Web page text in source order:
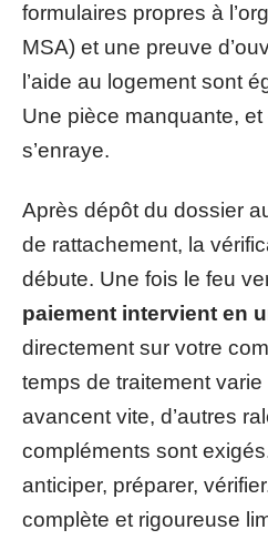
formulaires propres à
MSA) et une preuve
l’aide au logement sont
Une pièce manquante, et
s’enraye.
Après dépôt du dossier
de rattachement, la
débute. Une fois le feu
paiement intervient en
directement sur votre
temps de traitement
avancent vite, d’autres
compléments sont
anticiper, préparer,
complète et rigoureuse